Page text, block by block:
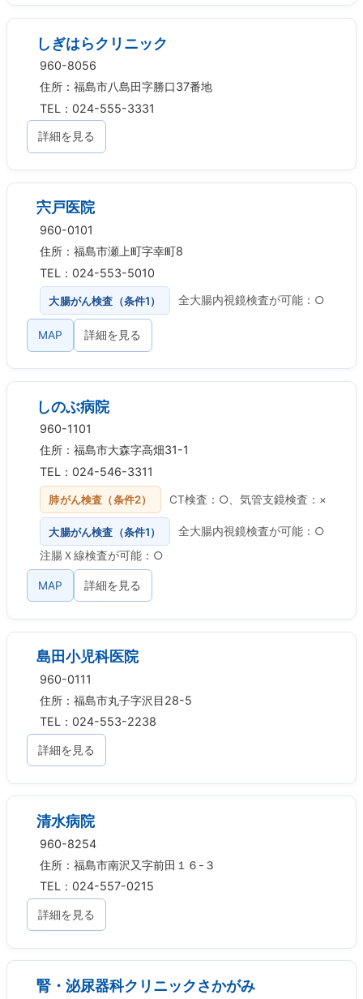
しぎはらクリニック
960-8056
住所：福島市八島田字勝口37番地
TEL：024-555-3331
詳細を見る
宍戸医院
960-0101
住所：福島市瀬上町字幸町8
TEL：024-553-5010
大腸がん検査（条件1） 全大腸内視鏡検査が可能：○
MAP 詳細を見る
しのぶ病院
960-1101
住所：福島市大森字高畑31-1
TEL：024-546-3311
肺がん検査（条件2） CT検査：○、気管支鏡検査：×
大腸がん検査（条件1）
全大腸内視鏡検査が可能：○
注腸Ｘ線検査が可能：○
MAP 詳細を見る
島田小児科医院
960-0111
住所：福島市丸子字沢目28-5
TEL：024-553-2238
詳細を見る
清水病院
960-8254
住所：福島市南沢又字前田１６-３
TEL：024-557-0215
詳細を見る
腎・泌尿器科クリニックさかがみ